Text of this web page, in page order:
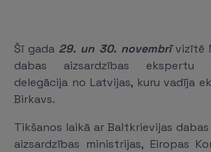
Šī gada 29. un 30. novembrīvizītē
dabas aizsardzības ekspertu
delegācija no Latvijas, kuru vadīja
Birkavs.
Tikšanos laikā ar Baltkrievijas
aizsardzības ministrijas, Eiropas